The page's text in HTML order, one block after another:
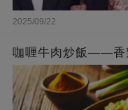
2025/09/22
咖喱牛肉炒飯——香